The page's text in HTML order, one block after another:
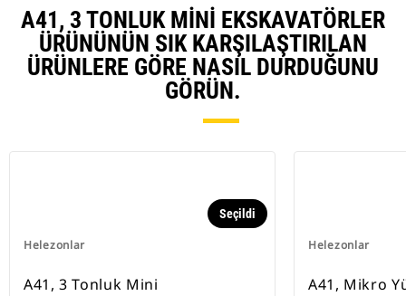
A41, 3 TONLUK MINI EKSKAVATÖRLER
ÜRÜNÜNÜN SIK KARŞILAŞTIRILAN
ÜRÜNLERE GÖRE NASIL DURDUĞUNU
GÖRÜN.
Helezonlar
Seçildi
A41, 3 Tonluk Mini
Helezonlar
A41, Mikro